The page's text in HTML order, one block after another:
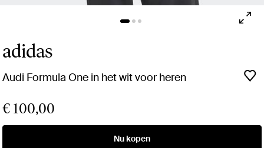
adidas
Audi Formula One in het wit voor heren
€ 100,00
Nu kopen